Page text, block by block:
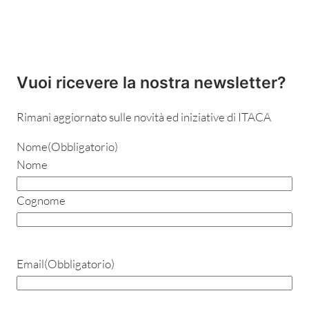
Vuoi ricevere la nostra newsletter?
Rimani aggiornato sulle novità ed iniziative di ITACA
Nome(Obbligatorio)
Nome
Cognome
Email(Obbligatorio)